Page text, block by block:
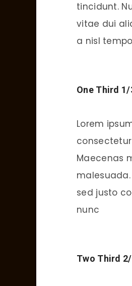
tincidunt.
vitae dui
a nisl
One Third 1/
Lorem
Maecenas
sed justo
nunc
Two Third